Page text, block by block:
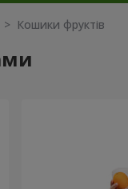
Кошики фруктів